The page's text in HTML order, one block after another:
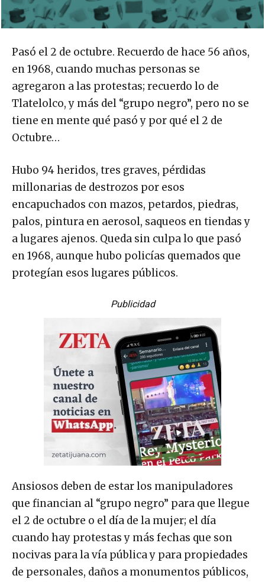
Pasó el 2 de octubre. Recuerdo de hace 56 años,
en 1968, cuando muchas personas se
agregaron a las protestas; recuerdo lo de
Tlatelolco, y más del “grupo negro”, pero no se
tiene en mente qué pasó y por qué el 2 de
Octubre…
Hubo 94 heridos, tres graves, pérdidas
millonarias de destrozos por esos
encapuchados con mazos, petardos, piedras,
palos, pintura en aerosol, saqueos en tiendas y
a lugares ajenos. Queda sin culpa lo que pasó
en 1968, aunque hubo policías quemados que
protegían esos lugares públicos.
Publicidad
Ansiosos deben de estar los manipuladores
que financian al “grupo negro” para que llegue
el 2 de octubre o el día de la mujer; el día
cuando hay protestas y más fechas que son
nocivas para la vía pública y para propiedades
de personales, daños a monumentos públicos,